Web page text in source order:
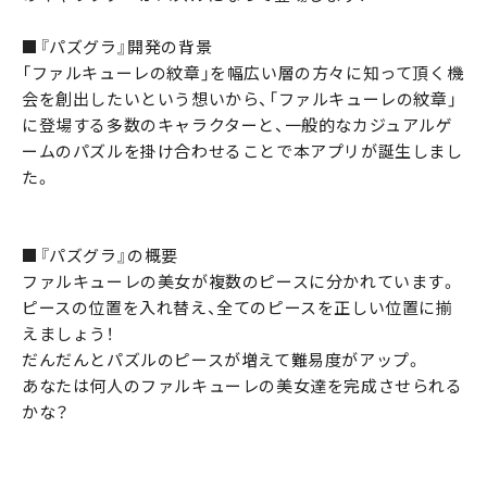
■『パズグラ』開発の背景
「ファルキューレの紋章」を幅広い層の方々に知って頂く機
会を創出したいという想いから、「ファルキューレの紋章」
に登場する多数のキャラクターと、一般的なカジュアルゲ
ームのパズルを掛け合わせることで本アプリが誕生しまし
た。
■『パズグラ』の概要
ファルキューレの美女が複数のピースに分かれています。
ピースの位置を入れ替え、全てのピースを正しい位置に揃
えましょう！
だんだんとパズルのピースが増えて難易度がアップ。
あなたは何人のファルキューレの美女達を完成させられる
かな？